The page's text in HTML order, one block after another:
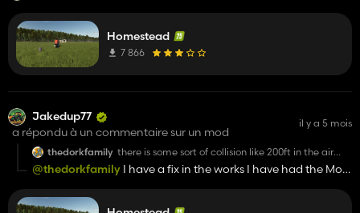
Homestead
7 866
Jakedup77
a répondu à un commentaire sur un mod
il y a 5 mois
thedorkfamily there is some sort of collision like 200ft in the air
preventing building/placing objects
@thedorkfamily I have a fix in the works I have had the Mod